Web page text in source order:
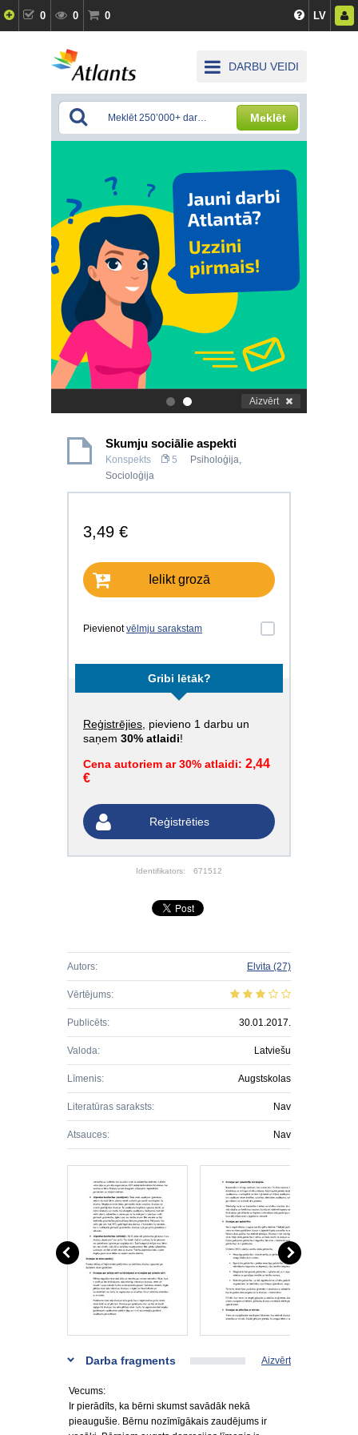
0 0 0 LV
DARBU VEIDI
Meklēt
. Aizvērt
Skumju sociālie aspekti
Konspekts 5 Psiholoģija,
Socioloģija
3,49 €
Ielikt grozā
Pievienotvēlmju sarakstam
Gribi lētāk?
Reģistrējies , pievieno 1 darbu un
saņem 30% atlaidi!
Cena autoriem ar 30% atlaidi: 2,44
€
Reģistrēties
Identifikators: 671512
Autors: Elvita (27)
Vērtējums:
Publicēts: 30.01.2017.
Valoda: Latviešu
Līmenis: Augstskolas
Literatūras saraksts: Nav
Atsauces: Nav
Darba fragments Aizvērt
Vecums:
Ir pierādīts, ka bērni skumst savādāk nekā
pieaugušie. Bērnu nozīmīgākais zaudējums ir